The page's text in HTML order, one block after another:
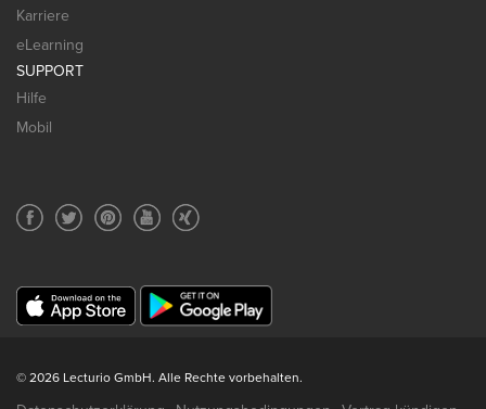
Karriere
eLearning
SUPPORT
Hilfe
Mobil
© 2026 Lecturio GmbH. Alle Rechte vorbehalten.